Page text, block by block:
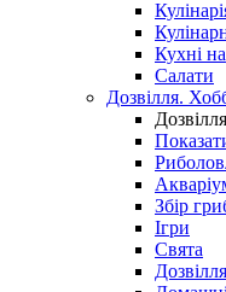
Кухні
Салати
Дозвілля.
Збір
Ігри
Свята
Дозвілля